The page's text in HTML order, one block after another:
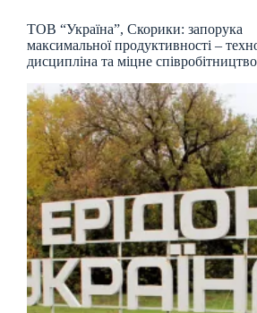
ТОВ “Україна”, Скорики: запорука
максимальної продуктивності –
дисципліна та міцне